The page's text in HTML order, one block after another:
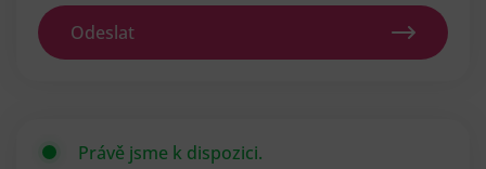
Odeslat
Právě jsme k dispozici.